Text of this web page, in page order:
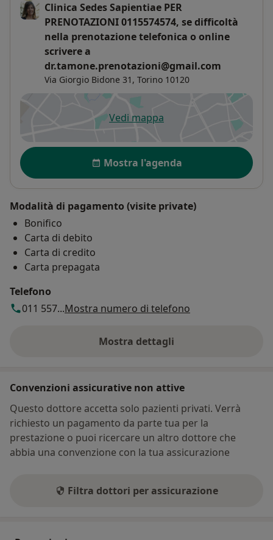
Clinica Sedes Sapientiae PER
PRENOTAZIONI 0115574574, se difficoltà
nella prenotazione telefonica o online
scrivere a
dr.tamone.prenotazioni@gmail.com
Via Giorgio Bidone 31, Torino 10120
Vedi mappasi apre in una nuova scheda
Disponibilità
Mostra l'agenda
Modalità di pagamento (visite private)
Bonifico
Carta di debito
Carta di credito
Carta prepagata
Telefono
011 557...Mostra numero di telefono
Mostra dettagli
sull'indirizzo
Convenzioni assicurative non attive
Questo dottore accetta solo pazienti privati. Verrà
richiesto un pagamento da parte tua per la
prestazione o puoi ricercare un altro dottore che
abbia una convenzione con la tua assicurazione
Filtra dottori per assicurazione